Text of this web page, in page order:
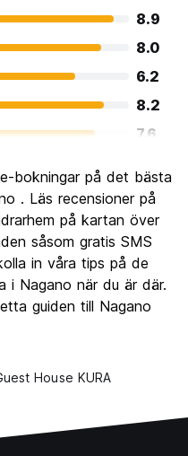
8.9
8.0
6.2
8.2
7.6
8.9
5.5
8.5
bokningar på det bästa
. Läs recensioner på
på kartan över
såsom gratis SMS
in våra tips på de
i Nagano när du är där.
guiden till Nagano
House KURA